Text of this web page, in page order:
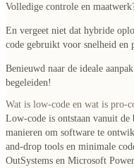
Volledige controle en
En vergeet niet dat hybride
code gebruikt voor snelheid en
Benieuwd naar de ideale
begeleiden!
Wat is low-code en wat is pro-
Low-code is ontstaan vanuit de
manieren om software te
and-drop tools en minimale
OutSystems en Microsoft